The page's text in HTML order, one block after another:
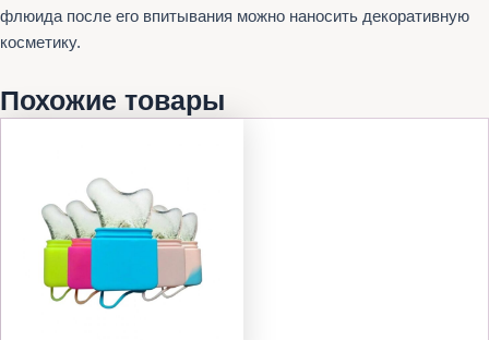
флюида после его впитывания можно наносить декоративную
косметику.
Похожие товары